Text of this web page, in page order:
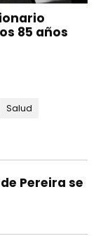
85 años
Salud
Pereira se